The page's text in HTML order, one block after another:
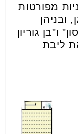
מפורטות
ובניהן
ו"בן גוריון
ליבת